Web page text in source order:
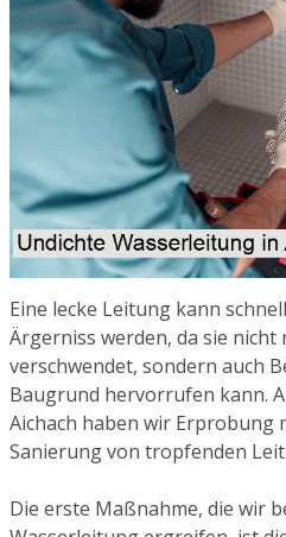
Eine lecke Leitung kann
Ärgerniss werden, da sie
verschwendet, sondern auch
Baugrund hervorrufen kann.
Aichach haben wir Erprobung
Sanierung von tropfenden
Die erste Maßnahme, die wir